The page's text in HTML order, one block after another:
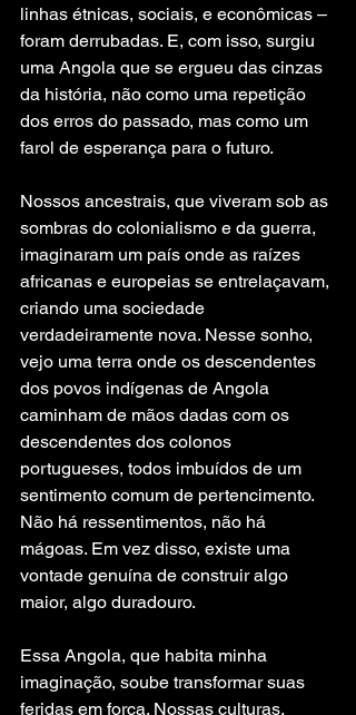
linhas étnicas, sociais, e econômicas –
foram derrubadas. E, com isso, surgiu
uma Angola que se ergueu das cinzas
da história, não como uma repetição
dos erros do passado, mas como um
farol de esperança para o futuro.
Nossos ancestrais, que viveram sob as
sombras do colonialismo e da guerra,
imaginaram um país onde as raízes
africanas e europeias se entrelaçavam,
criando uma sociedade
verdadeiramente nova. Nesse sonho,
vejo uma terra onde os descendentes
dos povos indígenas de Angola
caminham de mãos dadas com os
descendentes dos colonos
portugueses, todos imbuídos de um
sentimento comum de pertencimento.
Não há ressentimentos, não há
mágoas. Em vez disso, existe uma
vontade genuína de construir algo
maior, algo duradouro.
Essa Angola, que habita minha
imaginação, soube transformar suas
feridas em força. Nossas culturas,